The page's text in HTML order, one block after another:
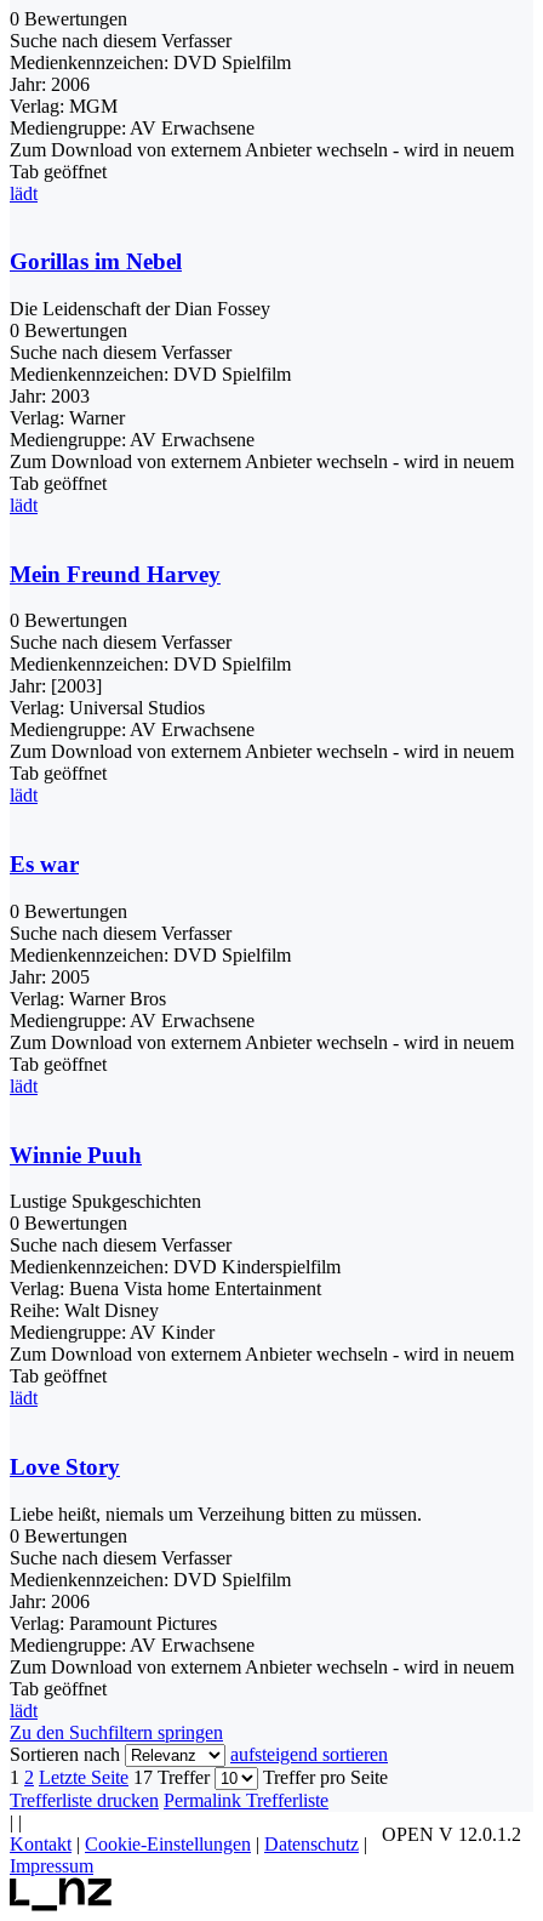
0 Bewertungen
Suche nach diesem Verfasser
Medienkennzeichen: DVD Spielfilm
Jahr: 2006
Verlag: MGM
Mediengruppe: AV Erwachsene
Zum Download von externem Anbieter wechseln - wird in neuem
Tab geöffnet
lädt
Gorillas im Nebel
Die Leidenschaft der Dian Fossey
0 Bewertungen
Suche nach diesem Verfasser
Medienkennzeichen: DVD Spielfilm
Jahr: 2003
Verlag: Warner
Mediengruppe: AV Erwachsene
Zum Download von externem Anbieter wechseln - wird in neuem
Tab geöffnet
lädt
Mein Freund Harvey
0 Bewertungen
Suche nach diesem Verfasser
Medienkennzeichen: DVD Spielfilm
Jahr: [2003]
Verlag: Universal Studios
Mediengruppe: AV Erwachsene
Zum Download von externem Anbieter wechseln - wird in neuem
Tab geöffnet
lädt
Es war
0 Bewertungen
Suche nach diesem Verfasser
Medienkennzeichen: DVD Spielfilm
Jahr: 2005
Verlag: Warner Bros
Mediengruppe: AV Erwachsene
Zum Download von externem Anbieter wechseln - wird in neuem
Tab geöffnet
lädt
Winnie Puuh
Lustige Spukgeschichten
0 Bewertungen
Suche nach diesem Verfasser
Medienkennzeichen: DVD Kinderspielfilm
Verlag: Buena Vista home Entertainment
Reihe: Walt Disney
Mediengruppe: AV Kinder
Zum Download von externem Anbieter wechseln - wird in neuem
Tab geöffnet
lädt
Love Story
Liebe heißt, niemals um Verzeihung bitten zu müssen.
0 Bewertungen
Suche nach diesem Verfasser
Medienkennzeichen: DVD Spielfilm
Jahr: 2006
Verlag: Paramount Pictures
Mediengruppe: AV Erwachsene
Zum Download von externem Anbieter wechseln - wird in neuem
Tab geöffnet
lädt
Zu den Suchfiltern springen
Sortieren nach
aufsteigend sortieren
1 2 Letzte Seite 17 Treffer
Treffer pro Seite
Trefferliste drucken Permalink Trefferliste
OPEN V 12.0.1.2
| |
Kontakt | Cookie-Einstellungen | Datenschutz |
Impressum